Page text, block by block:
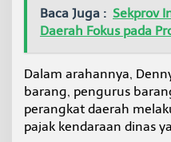
Baca Juga : Sekprov
Daerah Fokus pada
Dalam arahannya,
barang, pengurus
perangkat daerah
pajak kendaraan dinas